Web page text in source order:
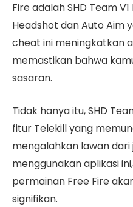
Fire adalah SHD Team
Headshot dan Auto Aim
cheat ini meningkatkan
memastikan bahwa
sasaran.
Tidak hanya itu, SHD
fitur Telekill yang
mengalahkan lawan dari
menggunakan aplikasi
permainan Free Fire
signifikan.